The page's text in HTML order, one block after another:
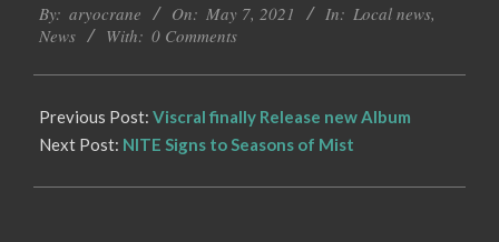
05-
07
By: aryocrane On: May 7, 2021 In: Local news,
News
With: 0 Comments
Previous Post: Viscral finally Release new Album
Next Post: NITE Signs to Seasons of Mist